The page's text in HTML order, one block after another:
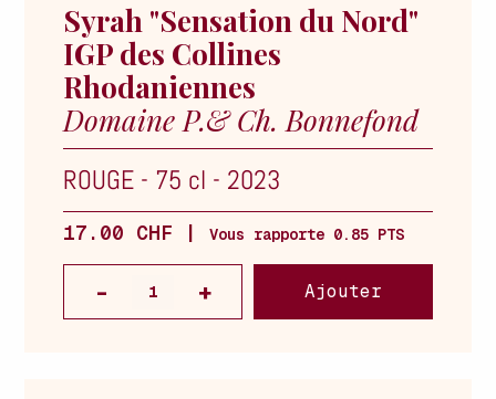
Syrah "Sensation du Nord"
IGP des Collines
Rhodaniennes
Domaine P.& Ch. Bonnefond
ROUGE - 75 cl - 2023
17.00 CHF | Vous rapporte 0.85 PTS
Ajouter